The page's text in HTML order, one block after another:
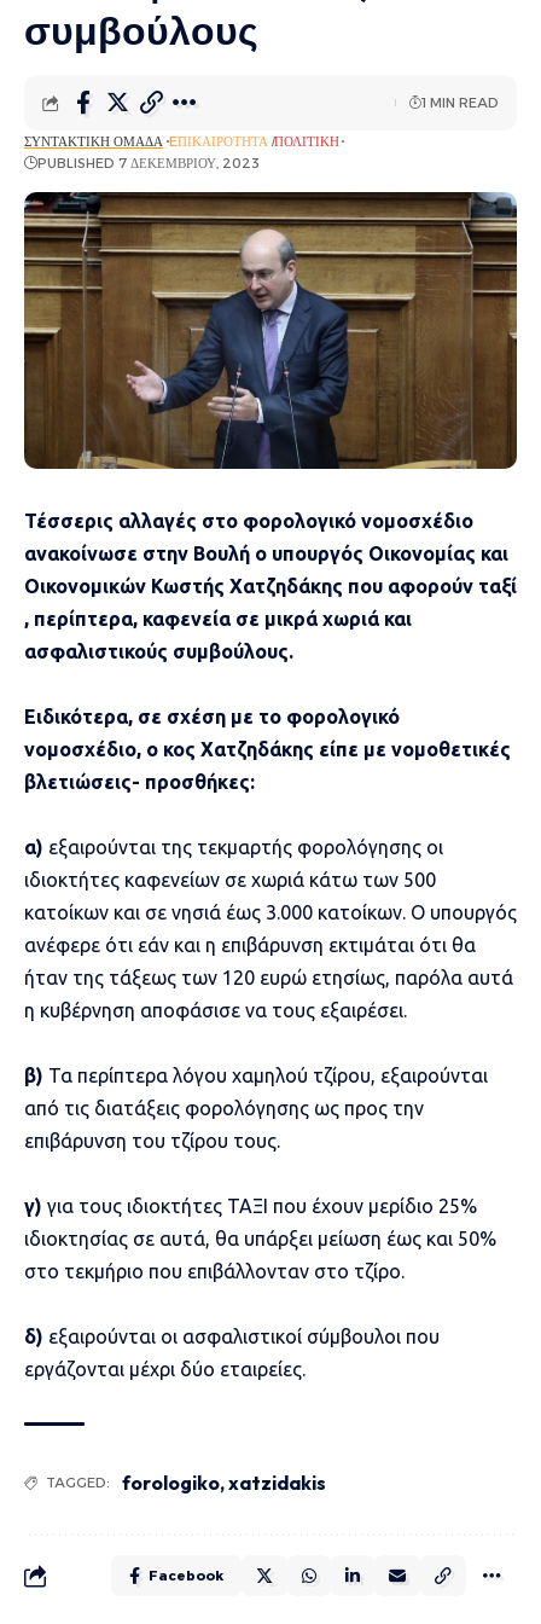
συμβούλους
ΣΥΝΤΑΚΤΙΚΉ ΟΜΆΔΑ EΠΙΚΑΙΡΌΤΗΤΑ ΠΟΛΙΤΙΚΉ
PUBLISHED 7 ΔΕΚΕΜΒΡΊΟΥ, 2023
1 MIN READ
Τέσσερις αλλαγές στο φορολογικό νομοσχέδιο
ανακοίνωσε στην Βουλή ο υπουργός Οικονομίας και
Οικονομικών Κωστής Χατζηδάκης που αφορούν ταξί
, περίπτερα, καφενεία σε μικρά χωριά και
ασφαλιστικούς συμβούλους.
Ειδικότερα, σε σχέση με το φορολογικό
νομοσχέδιο, ο κος Χατζηδάκης είπε με νομοθετικές
βλετιώσεις- προσθήκες:
α) εξαιρούνται της τεκμαρτής φορολόγησης οι
ιδιοκτήτες καφενείων σε χωριά κάτω των 500
κατοίκων και σε νησιά έως 3.000 κατοίκων. Ο υπουργός
ανέφερε ότι εάν και η επιβάρυνση εκτιμάται ότι θα
ήταν της τάξεως των 120 ευρώ ετησίως, παρόλα αυτά
η κυβέρνηση αποφάσισε να τους εξαιρέσει.
β) Τα περίπτερα λόγου χαμηλού τζίρου, εξαιρούνται
από τις διατάξεις φορολόγησης ως προς την
επιβάρυνση του τζίρου τους.
γ) για τους ιδιοκτήτες ΤΑΞΙ που έχουν μερίδιο 25%
ιδιοκτησίας σε αυτά, θα υπάρξει μείωση έως και 50%
στο τεκμήριο που επιβάλλονταν στο τζίρο.
δ) εξαιρούνται οι ασφαλιστικοί σύμβουλοι που
εργάζονται μέχρι δύο εταιρείες.
TAGGED: forologiko,xatzidakis
Facebook